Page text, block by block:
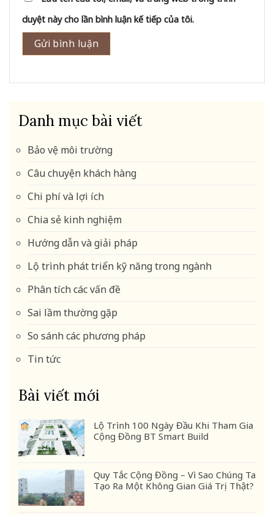
duyệt này cho lần bình luận kế tiếp của tôi.
Danh mục bài viết
Bảo vệ môi trường
Câu chuyện khách hàng
Chi phí và lợi ích
Chia sẻ kinh nghiệm
Hướng dẫn và giải pháp
Lộ trình phát triển kỹ năng trong ngành
Phân tích các vấn đề
Sai lầm thường gặp
So sánh các phương pháp
Tin tức
Bài viết mới
Lộ Trình 100 Ngày Đầu Khi Tham Gia
Cộng Đồng BT Smart Build
Quy Tắc Cộng Đồng – Vì Sao Chúng Ta
Tạo Ra Một Không Gian Giá Trị Thật?